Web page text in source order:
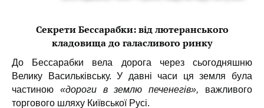
Секрети Бессарабки:від лютеранського
кладовища до галасливого ринку
До Бессарабки вела дорога через сьогодняшню
Велику Васильківську. У давні часи ця земля була
частиною «дороги в землю печенегів», важливого
торгового шляху Київської Русі.